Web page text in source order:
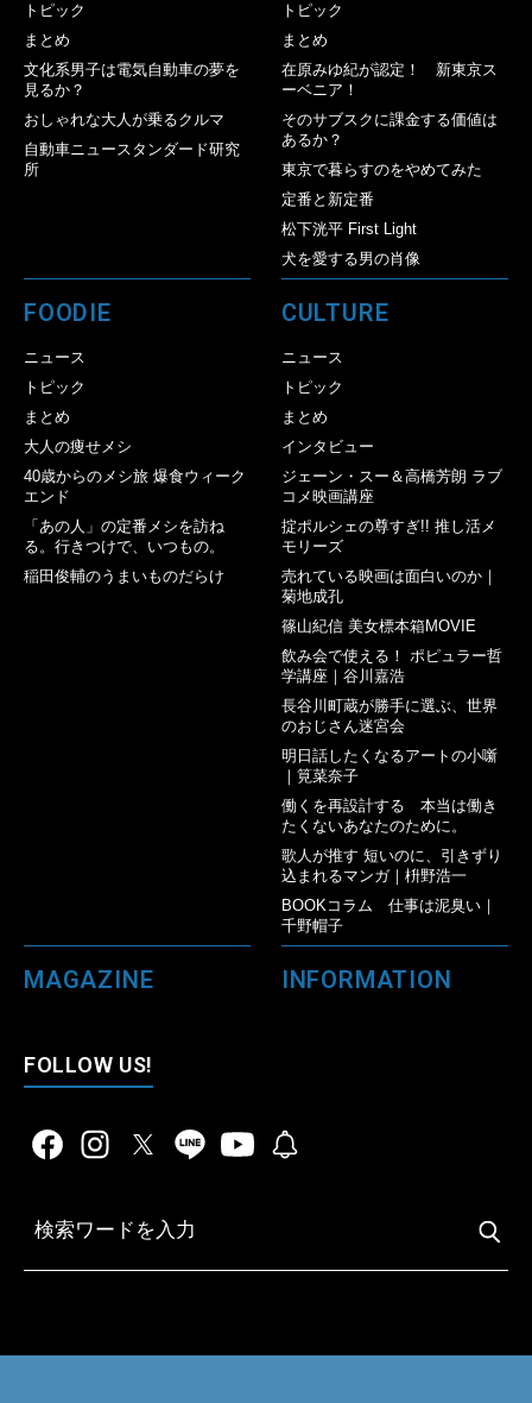
トピック
まとめ
文化系男子は電気自動車の夢を
見るか？
おしゃれな大人が乗るクルマ
自動車ニュースタンダード研究
所
トピック
まとめ
在原みゆ紀が認定！ 新東京ス
ーベニア！
そのサブスクに課金する価値は
あるか？
東京で暮らすのをやめてみた
定番と新定番
松下洸平 First Light
犬を愛する男の肖像
FOODIE
ニュース
トピック
まとめ
大人の痩せメシ
40歳からのメシ旅 爆食ウィーク
エンド
「あの人」の定番メシを訪ね
る。行きつけで、いつもの。
稲田俊輔のうまいものだらけ
CULTURE
ニュース
トピック
まとめ
インタビュー
ジェーン・スー＆高橋芳朗 ラブ
コメ映画講座
掟ポルシェの尊すぎ!! 推し活メ
モリーズ
売れている映画は面白いのか｜
菊地成孔
篠山紀信 美女標本箱MOVIE
飲み会で使える！ ポピュラー哲
学講座｜谷川嘉浩
長谷川町蔵が勝手に選ぶ、世界
のおじさん迷宮会
明日話したくなるアートの小噺
｜筧菜奈子
働くを再設計する 本当は働き
たくないあなたのために。
歌人が推す 短いのに、引きずり
込まれるマンガ｜枡野浩一
BOOKコラム 仕事は泥臭い｜
千野帽子
MAGAZINE INFORMATION
FOLLOW US!